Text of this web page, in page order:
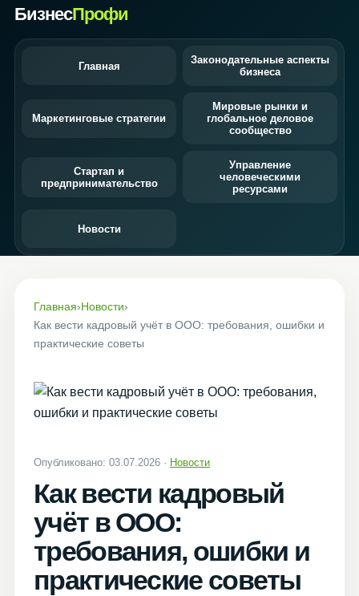
БизнесПрофи
Главная
Законодательные аспекты
бизнеса
Маркетинговые стратегии
Мировые рынки и
глобальное деловое
сообщество
Стартап и
предпринимательство
Управление
человеческими
ресурсами
Новости
Главная›Новости›
Как вести кадровый учёт в ООО: требования, ошибки и
практические советы
Опубликовано: 03.07.2026 · Новости
Как вести кадровый
учёт в ООО:
требования, ошибки и
практические советы